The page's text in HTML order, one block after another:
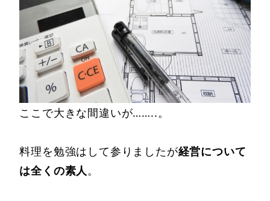
ここで大きな間違いが……..。
料理を勉強はして参りましたが経営について
は全くの素人。